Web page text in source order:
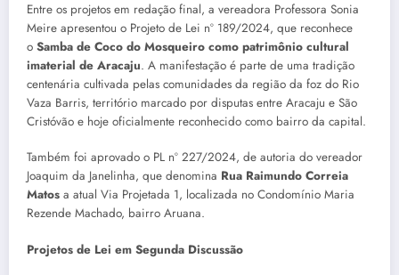
Entre os projetos em redação final, a vereadora Professora Sonia
Meire apresentou o Projeto de Lei nº 189/2024, que reconhece
o Samba de Coco do Mosqueiro como patrimônio cultural
imaterial de Aracaju. A manifestação é parte de uma tradição
centenária cultivada pelas comunidades da região da foz do Rio
Vaza Barris, território marcado por disputas entre Aracaju e São
Cristóvão e hoje oficialmente reconhecido como bairro da capital.
Também foi aprovado o PL nº 227/2024, de autoria do vereador
Joaquim da Janelinha, que denomina Rua Raimundo Correia
Matos a atual Via Projetada 1, localizada no Condomínio Maria
Rezende Machado, bairro Aruana.
Projetos de Lei em Segunda Discussão